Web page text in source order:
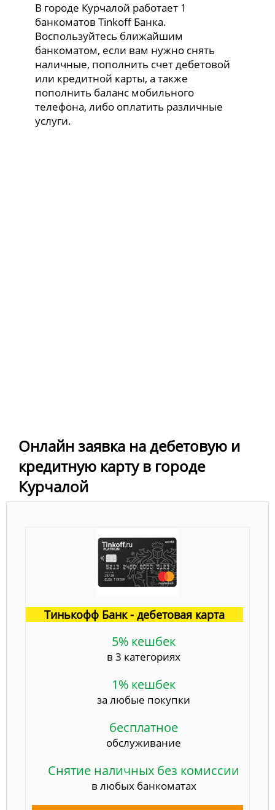
В городе Курчалой работает 1
банкоматов Tinkoff Банка.
Воспользуйтесь ближайшим
банкоматом, если вам нужно снять
наличные, пополнить счет дебетовой
или кредитной карты, а также
пополнить баланс мобильного
телефона, либо оплатить различные
услуги.
Онлайн заявка на дебетовую и
кредитную карту в городе
Курчалой
Тинькофф Банк - дебетовая карта
5% кешбек
в 3 категориях
1% кешбек
за любые покупки
бесплатное
обслуживание
Снятие наличных без комиссии
в любых банкоматах